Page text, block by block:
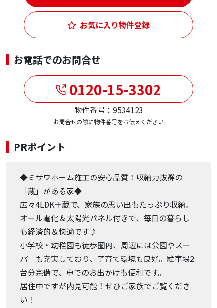
お気に入り物件登録
お電話でのお問合せ
0120-15-3302
物件番号：9534123
お問合せの際に物件番号をお伝えください
PRポイント
◆ミサワホーム施工の安心品質！収納力抜群の
「蔵」がある家◆
広々4LDK＋蔵で、家族の思い出もたっぷり収納。
オール電化＆太陽光パネル付きで、毎日の暮らし
も経済的＆快適です♪
小学校・幼稚園も徒歩圏内、周辺には公園やスー
パーも充実しており、子育て環境も良好。駐車場2
台分完備で、車でのお出かけも便利です。
居住中ですが内見可能！ぜひご家族でご覧くださ
い！